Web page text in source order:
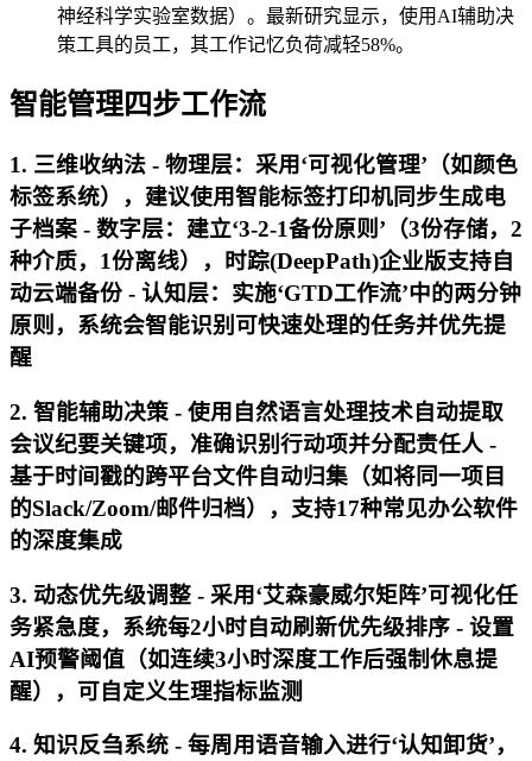
神经科学实验室数据）。最新研究显示，使用AI辅助决
策工具的员工，其工作记忆负荷减轻58%。
智能管理四步工作流
1. 三维收纳法 - 物理层：采用‘可视化管理’（如颜色
标签系统），建议使用智能标签打印机同步生成电
子档案 - 数字层：建立‘3-2-1备份原则’（3份存储，2
种介质，1份离线），时踪(DeepPath)企业版支持自
动云端备份 - 认知层：实施‘GTD工作流’中的两分钟
原则，系统会智能识别可快速处理的任务并优先提
醒
2. 智能辅助决策 - 使用自然语言处理技术自动提取
会议纪要关键项，准确识别行动项并分配责任人 -
基于时间戳的跨平台文件自动归集（如将同一项目
的Slack/Zoom/邮件归档），支持17种常见办公软件
的深度集成
3. 动态优先级调整 - 采用‘艾森豪威尔矩阵’可视化任
务紧急度，系统每2小时自动刷新优先级排序 - 设置
AI预警阈值（如连续3小时深度工作后强制休息提
醒），可自定义生理指标监测
4. 知识反刍系统 - 每周用语音输入进行‘认知卸货’，